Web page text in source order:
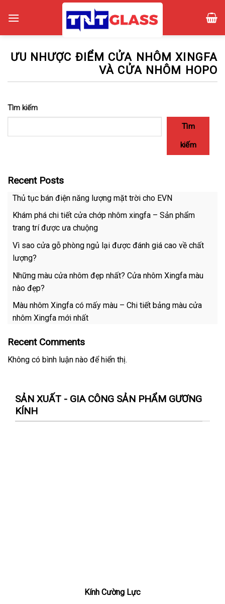
ƯU NHƯỢC ĐIỂM CỬA NHÔM XINGFA
VÀ CỬA NHÔM HOPO
Tìm kiếm
Tìm
kiếm
Recent Posts
Thủ tục bán điện năng lượng mặt trời cho EVN
Khám phá chi tiết cửa chớp nhôm xingfa – Sản phẩm
trang trí được ưa chuộng
Vì sao cửa gỗ phòng ngủ lại được đánh giá cao về chất
lượng?
Những màu cửa nhôm đẹp nhất? Cửa nhôm Xingfa màu
nào đẹp?
Màu nhôm Xingfa có mấy màu – Chi tiết bảng màu cửa
nhôm Xingfa mới nhất
Recent Comments
Không có bình luận nào để hiển thị.
SẢN XUẤT - GIA CÔNG SẢN PHẨM GƯƠNG
KÍNH
Kính Cường Lực